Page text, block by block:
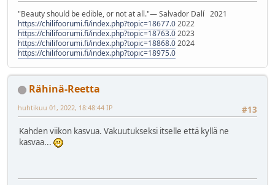
"Beauty should be edible, or not at all."― Salvador Dalí 2021
https://chilifoorumi.fi/index.php?topic=18677.02022
https://chilifoorumi.fi/index.php?topic=18763.02023
https://chilifoorumi.fi/index.php?topic=18868.02024
https://chilifoorumi.fi/index.php?topic=18975.0
Rähinä-Reetta
#13
huhtikuu 01, 2022, 18:48:44 IP
Kahden viikon kasvua. Vakuutukseksi itselle että kyllä ne
kasvaa...